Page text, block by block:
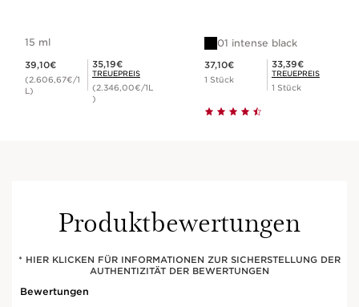
15 ml
39,10€
(2.606,67€/1
L)
Mitgliederpreis 35,19€
35,19€
TREUEPREIS
(2.346,00€/1L
)
01 intense black
37,10€
1 Stück
Mitgliederpreis 33,39€
33,39€
TREUEPREIS
1 Stück
Produktbewertungen
* HIER KLICKEN FÜR INFORMATIONEN ZUR SICHERSTELLUNG DER
AUTHENTIZITÄT DER BEWERTUNGEN